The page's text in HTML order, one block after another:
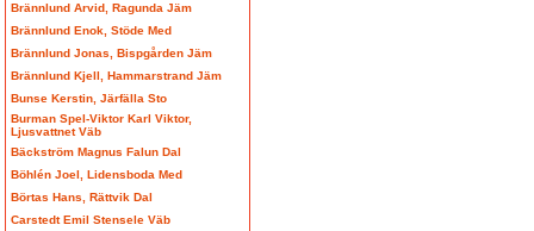
Brännlund Arvid, Ragunda Jäm
Brännlund Enok, Stöde Med
Brännlund Jonas, Bispgården Jäm
Brännlund Kjell, Hammarstrand Jäm
Bunse Kerstin, Järfälla Sto
Burman Spel-Viktor Karl Viktor,
Ljusvattnet Väb
Bäckström Magnus Falun Dal
Böhlén Joel, Lidensboda Med
Börtas Hans, Rättvik Dal
Carstedt Emil Stensele Väb